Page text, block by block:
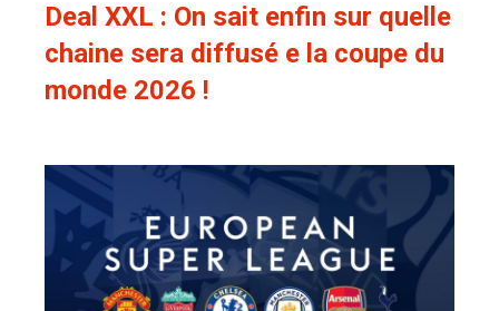
Deal XXL : On sait enfin sur quelle
chaine sera diffusé e la coupe du
monde 2026 !